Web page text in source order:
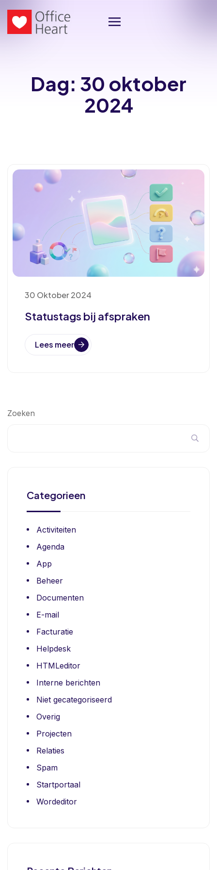
Dag: 30 oktober
2024
30 Oktober 2024
Statustags bij afspraken
Lees meer
Zoeken
Categorieen
Activiteiten
Agenda
App
Beheer
Documenten
E-mail
Facturatie
Helpdesk
HTMLeditor
Interne berichten
Niet gecategoriseerd
Overig
Projecten
Relaties
Spam
Startportaal
Wordeditor